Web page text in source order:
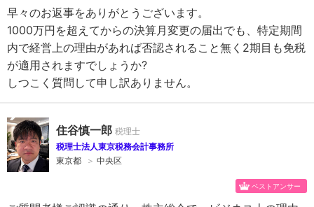
早々のお返事をありがとうございます。
1000万円を超えてからの決算月変更の届出でも、特定期間
内で経営上の理由があれば否認されること無く2期目も免税
が適用されますでしょうか?
しつこく質問して申し訳ありません。
住谷慎一郎
税理士法人東京税務会計事務所
東京都
＞ 中央区
ベストアンサー